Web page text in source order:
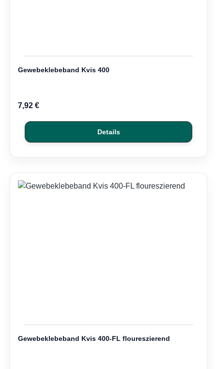
Gewebeklebeband Kvis 400
7,92 €
Details
Gewebeklebeband Kvis 400-FL floureszierend